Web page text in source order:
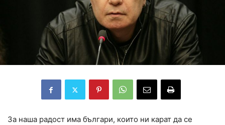
За наша радост има българи, които ни карат да се